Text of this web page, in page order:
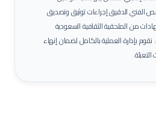
الفني الدقيق إجراءات توثيق وتصديق
من الملحقية الثقافية السعودية
بإدارة العملية بالكامل لضمان إنهاء